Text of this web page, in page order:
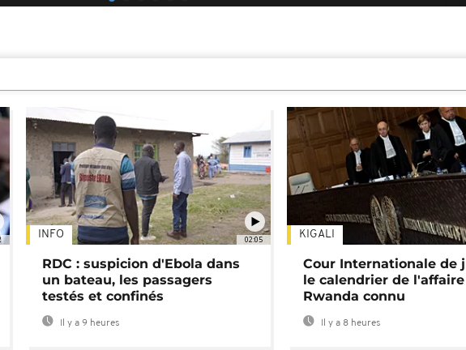
02:05
INFO
RDC : suspicion d'Ebola dans
un bateau, les passagers
testés et confinés
Il y a 9 heures
KIGALI
Cour Internationale de
le calendrier de l'affaire
Rwanda connu
Il y a 8 heures